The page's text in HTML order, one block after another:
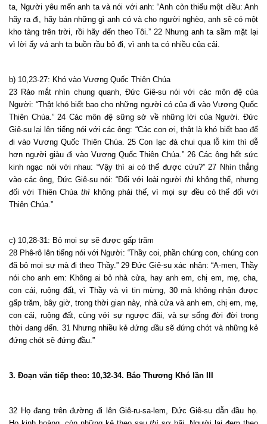
ta, Người yêu mến anh ta và nói với anh: “Anh còn thiếu một điều: Anh
hãy ra đi, hãy bán những gì anh có và cho người nghèo, anh sẽ có một
kho tàng trên trời, rồi hãy đến theo Tôi.” 22 Nhưng anh ta sầm mặt lại
vì lời ấy và anh ta buồn rầu bỏ đi, vì anh ta có nhiều của cải.
b) 10,23-27: Khó vào Vương Quốc Thiên Chúa
23 Rảo mắt nhìn chung quanh, Đức Giê-su nói với các môn đệ của
Người: “Thật khó biết bao cho những người có của đi vào Vương Quốc
Thiên Chúa.” 24 Các môn đệ sững sờ về những lời của Người. Đức
Giê-su lại lên tiếng nói với các ông: “Các con ơi, thật là khó biết bao để
đi vào Vương Quốc Thiên Chúa. 25 Con lạc đà chui qua lỗ kim thì dễ
hơn người giàu đi vào Vương Quốc Thiên Chúa.” 26 Các ông hết sức
kinh ngạc nói với nhau: “Vậy thì ai có thể được cứu?” 27 Nhìn thẳng
vào các ông, Đức Giê-su nói: “Đối với loài người thì không thể, nhưng
đối với Thiên Chúathì không phải thế, vì mọi sự đều có thể đối với
Thiên Chúa.”
c) 10,28-31: Bỏ mọi sự sẽ được gấp trăm
28 Phê-rô lên tiếng nói với Người: “Thầy coi, phần chúng con, chúng con
đã bỏ mọi sự mà đi theo Thầy.” 29 Đức Giê-su xác nhận: “A-men, Thầy
nói cho anh em: Không ai bỏ nhà cửa, hay anh em, chị em, mẹ, cha,
con cái, ruộng đất, vì Thầy và vì tin mừng, 30 mà không nhận được
gấp trăm, bây giờ, trong thời gian này, nhà cửa và anh em, chị em, mẹ,
con cái, ruộng đất, cùng với sự ngược đãi, và sự sống đời đời trong
thời đang đến. 31 Nhưng nhiều kẻ đứng đầu sẽ đứng chót và những kẻ
đứng chót sẽ đứng đầu.”
3. Đoạn văn tiếp theo: 10,32-34. Báo Thương Khó lần III
32 Họ đang trên đường đi lên Giê-ru-sa-lem, Đức Giê-su dẫn đầu họ.